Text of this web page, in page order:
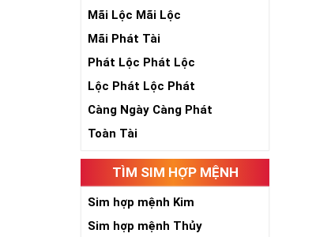
Mãi Lộc Mãi Lộc
Mãi Phát Tài
Phát Lộc Phát Lộc
Lộc Phát Lộc Phát
Càng Ngày Càng Phát
Toàn Tài
TÌM SIM HỢP MỆNH
Sim hợp mệnh Kim
Sim hợp mệnh Thủy